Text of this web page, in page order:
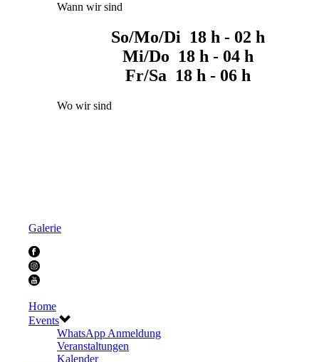
Wann wir sind
So/Mo/Di 18 h - 02 h
Mi/Do 18 h - 04 h
Fr/Sa 18 h - 06 h
Wo wir sind
Galerie
Home
Events
WhatsApp Anmeldung
Veranstaltungen
Kalender